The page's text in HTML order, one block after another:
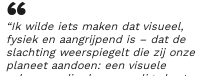
“Ik wilde iets maken dat visueel,
fysiek en aangrijpend is – dat de
slachting weerspiegelt die zij onze
planeet aandoen: een visuele